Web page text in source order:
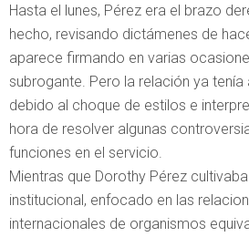
Hasta el lunes, Pérez era el brazo
hecho, revisando dictámenes de
aparece firmando en varias
subrogante. Pero la relación ya tenía
debido al choque de estilos e
hora de resolver algunas
funciones en el servicio.
Mientras que Dorothy Pérez
institucional, enfocado en las
internacionales de organismos